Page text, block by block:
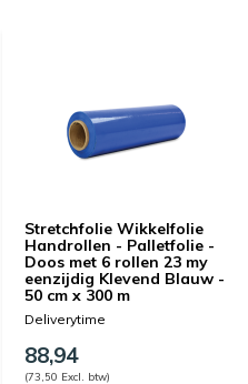
Stretchfolie Wikkelfolie
Handrollen - Palletfolie -
Doos met 6 rollen 23 my
eenzijdig Klevend Blauw -
50 cm x 300 m
Deliverytime
88,94
(73,50 Excl. btw)